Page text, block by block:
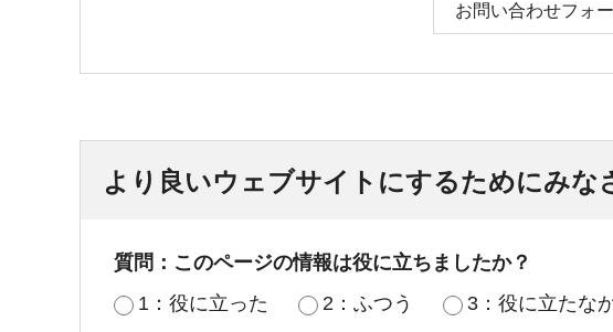
お問い合わせフォ
より良いウェブサイトにするためにみ
質問：このページの情報は役に立ちましたか？
1：役に立った
2：ふつう 3：役に立たな